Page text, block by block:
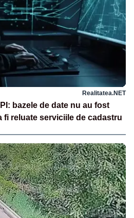
Realitatea.NET
bazele de date nu au fost
fi reluate serviciile de cadastru